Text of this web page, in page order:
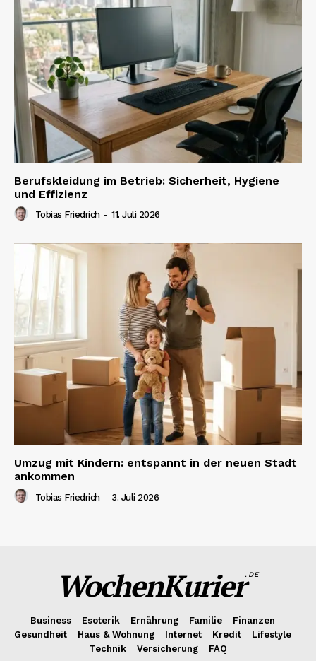
Berufskleidung im Betrieb: Sicherheit, Hygiene
und Effizienz
Tobias Friedrich - 11. Juli 2026
Umzug mit Kindern: entspannt in der neuen Stadt
ankommen
Tobias Friedrich - 3. Juli 2026
WochenKurier.DE
Business Esoterik Ernährung Familie
Finanzen
Gesundheit
Haus & Wohnung Internet Kredit
Lifestyle
Technik
Versicherung FAQ